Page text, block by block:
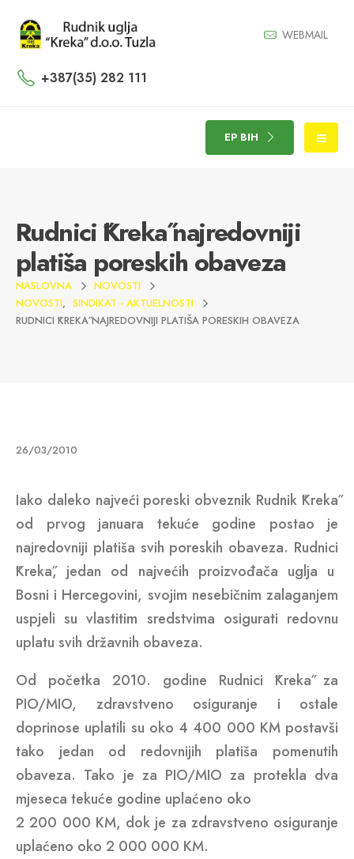
WEBMAIL
+387(35) 282 111
EP BIH
Rudnici ˝Kreka˝ najredovniji
platiša poreskih obaveza
NASLOVNA
NOVOSTI
NOVOSTI, SINDIKAT - AKTUELNOSTI
RUDNICI ˝KREKA˝ NAJREDOVNIJI PLATIŠA PORESKIH OBAVEZA
26/03/2010
Iako daleko najveći poreski obveznik Rudnik ˝Kreka˝
od prvog januara tekuće godine postao je
najredovniji platiša svih poreskih obaveza. Rudnici
˝Kreka˝, jedan od najvećih proizvođača uglja u
Bosni i Hercegovini, svojim nesebičnim zalaganjem
uspjeli su vlastitim sredstvima osigurati redovnu
uplatu svih državnih obaveza.
Od početka 2010. godine Rudnici ˝Kreka˝ za
PIO/MIO, zdravstveno osiguranje i ostale
doprinose uplatili su oko 4 400 000 KM postavši
tako jedan od redovnijih platiša pomenutih
obaveza. Tako je za PIO/MIO za protekla dva
mjeseca tekuće godine uplaćeno oko
2 200 000 KM, dok je za zdravstveno osiguranje
uplaćeno oko 2 000 000 KM.